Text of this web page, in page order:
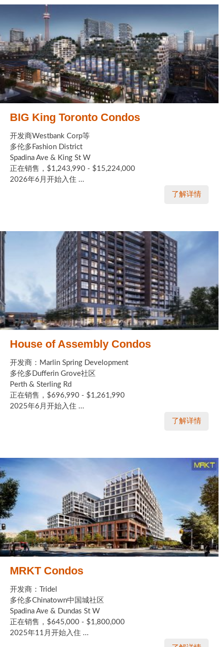
BIG King Toronto Condos
开发商Westbank Corp等
多伦多Fashion District
Spadina Ave & King St W
正在销售，$1,243,990 - $15,224,000
2026年6月开始入住 ...
了解详情
House of Assembly Condos
开发商：Marlin Spring Development
多伦多Dufferin Grove社区
Perth & Sterling Rd
正在销售，$696,990 - $1,261,990
2025年6月开始入住 ...
了解详情
MRKT Condos
开发商：Tridel
多伦多Chinatown中国城社区
Spadina Ave & Dundas St W
正在销售，$645,000 - $1,800,000
2025年11月开始入住 ...